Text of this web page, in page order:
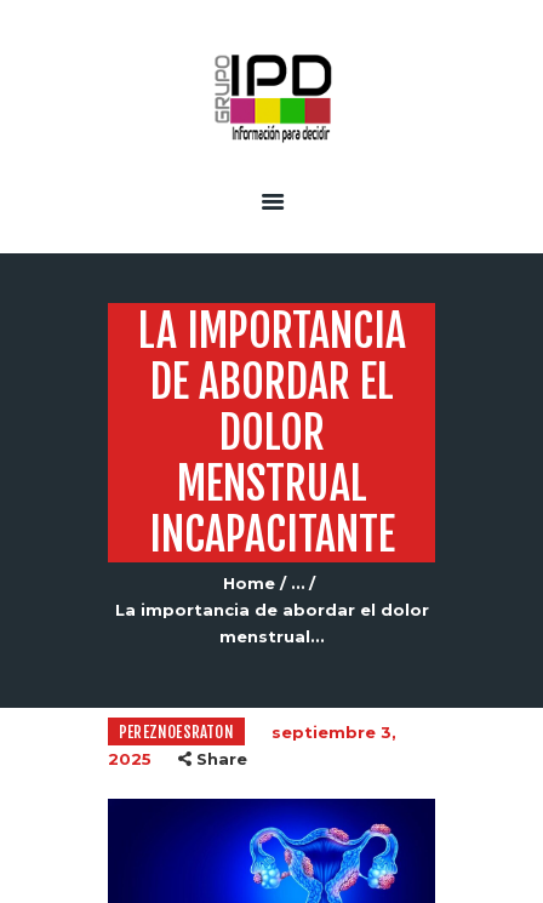
LA IMPORTANCIA
DE ABORDAR EL
DOLOR
MENSTRUAL
INCAPACITANTE
Home
...
La importancia de abordar el dolor
menstrual...
PEREZNOESRATON
septiembre 3,
2025
Share